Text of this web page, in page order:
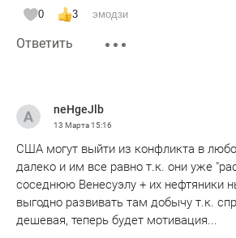
цены на свои товары в соответствии
цифрами, а это примерно процентов
будет тоже покупать товары из Китая
на многие товары были тоже иными. Но
выгода от такого повышения цены на
меньше будут ездить на авто, на
значит меньше выбросов в
отвыкать в магазин за булочкой ездит
пожирающий бензин отравляющий
0 3 эмодзи
Ответить
neHgeJlb
13 Марта15:16
США могут выйти из конфликта в
далеко и им все равно т.к. они уже
соседнюю Венесуэлу + их нефтяники
выгодно развивать там добычу т.к.
дешевая, теперь будет мотивация...